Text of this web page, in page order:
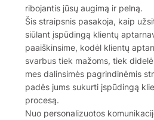
ribojantis jūsų augimą ir pelną.
Šis straipsnis pasakoja, kaip
siūlant įspūdingą klientų
paaiškinsime, kodėl klientų
svarbus tiek mažoms, tiek
mes dalinsimės pagrindinėmis
padės jums sukurti įspūdingą
procesą.
Nuo personalizuotos